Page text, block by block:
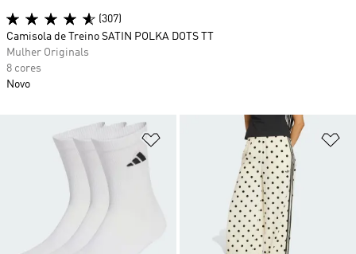
Adicionar à Lista de Desejos
(307)
Camisola de Treino SATIN POLKA DOTS TT
Mulher Originals
8 cores
Novo